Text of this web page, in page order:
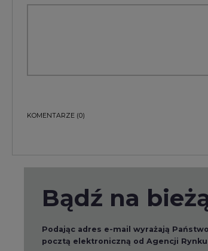
KOMENTARZE (0)
Bądź na
Podając adres e-mail wyrażają
pocztą elektroniczną od Agencji